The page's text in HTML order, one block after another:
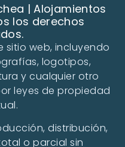
| Alojamientos
los derechos
sitio web, incluyendo
logotipos,
y cualquier otro
leyes de propiedad
distribución,
o parcial sin